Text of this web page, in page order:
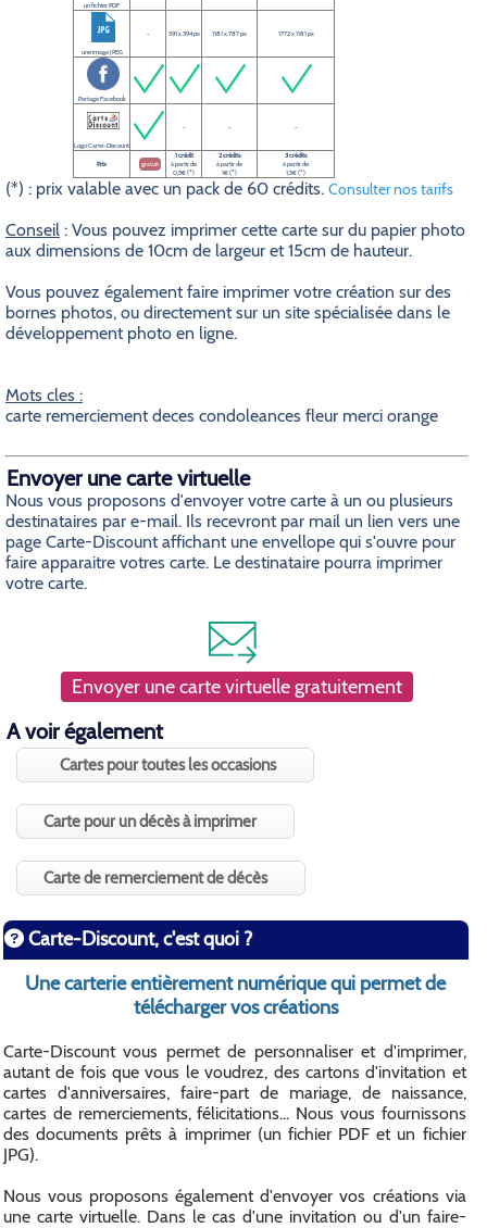
Cartes pour toutes les occasions
Carte pour un décès à imprimer
Carte de remerciement de décès
un fichier PDF
une image JPEG
- 591 x 394 px 1181 x 787 px 1772 x 1181 px
Partage Facebook
Logo Carte-Discount
- - -
Prix gratuit
1 crédit
à partir de
0,5€ (*)
2 crédits
à partir de
1€ (*)
3 crédits
à partir de
1,5€ (*)
(*) : prix valable avec un pack de 60 crédits. Consulter nos tarifs
Conseil : Vous pouvez imprimer cette carte sur du papier photo
aux dimensions de 10cm de largeur et 15cm de hauteur.
Vous pouvez également faire imprimer votre création sur des
bornes photos, ou directement sur un site spécialisée dans le
développement photo en ligne.
Mots cles :
carte remerciement deces condoleances fleur merci orange
Envoyer une carte virtuelle
Nous vous proposons d'envoyer votre carte à un ou plusieurs
destinataires par e-mail. Ils recevront par mail un lien vers une
page Carte-Discount affichant une envellope qui s'ouvre pour
faire apparaitre votres carte. Le destinataire pourra imprimer
votre carte.
Envoyer une carte virtuelle gratuitement
A voir également
Carte-Discount, c'est quoi ?
Une carterie entièrement numérique qui permet de
télécharger vos créations
Carte-Discount vous permet de personnaliser et d'imprimer,
autant de fois que vous le voudrez, des cartons d'invitation et
cartes d'anniversaires, faire-part de mariage, de naissance,
cartes de remerciements, félicitations... Nous vous fournissons
des documents prêts à imprimer (un fichier PDF et un fichier
JPG).
Nous vous proposons également d'envoyer vos créations via
une carte virtuelle. Dans le cas d'une invitation ou d'un faire-